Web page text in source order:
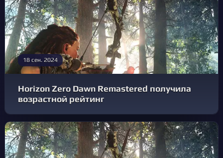
18 сен. 2024
Horizon Zero Dawn Remastered получила
возрастной рейтинг